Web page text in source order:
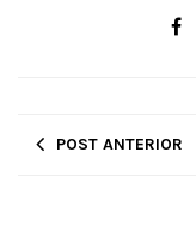
POST ANTERIOR